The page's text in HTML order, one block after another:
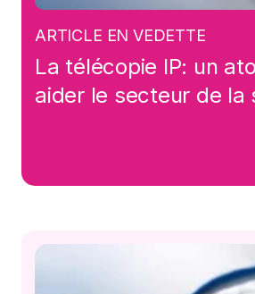
ARTICLE EN VEDETTE
La télécopie IP: un
aider le secteur de la